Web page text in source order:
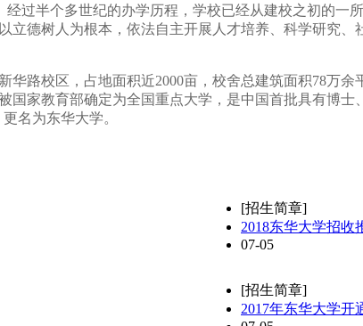
过半个多世纪的办学历程，学校已经从建校之初的
立德树人为根本，依法自主开展人才培养、科学研究
路校区，占地面积近2000亩，校舍总建筑面积78万
国家教育部确定为全国重点大学，是中国首批具有博
名为东华大学。
[招生简章]
2018东华大学招收
07-05
[招生简章]
2017年东华大学开